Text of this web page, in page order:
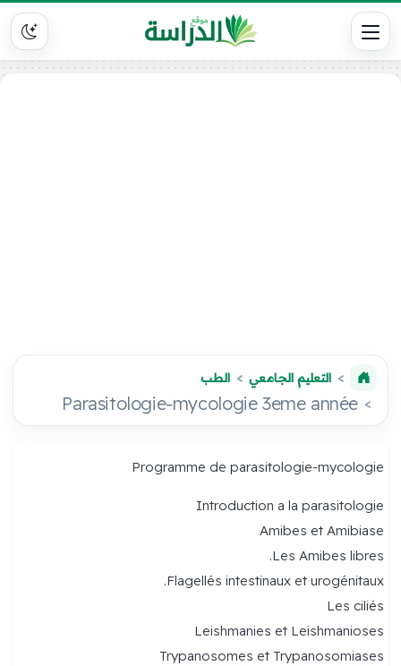
التعليم الجامعي الطب
Parasitologie-mycologie 3eme année
Programme de parasitologie-mycologie
Introduction a la parasitologie
Amibes et Amibiase
Les Amibes libres.
Flagellés intestinaux et urogénitaux.
Les ciliés
Leishmanies et Leishmanioses
Trypanosomes et Trypanosomiases